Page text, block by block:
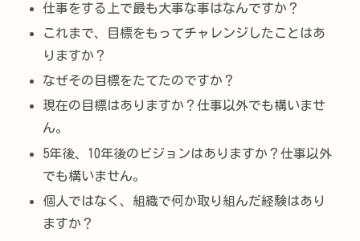
仕事をする上で最も大事な事はなんですか？
これまで、目標をもってチャレンジしたことはあ
りますか？
なぜその目標をたてたのですか？
現在の目標はありますか？仕事以外でも構いませ
ん。
5年後、10年後のビジョンはありますか？仕事以外
でも構いません。
個人ではなく、組織で何か取り組んだ経験はあり
ますか？